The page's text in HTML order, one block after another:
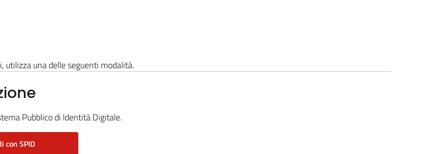
utilizza una delle seguenti modalità.
Pubblico di Identità Digitale.
con SPID